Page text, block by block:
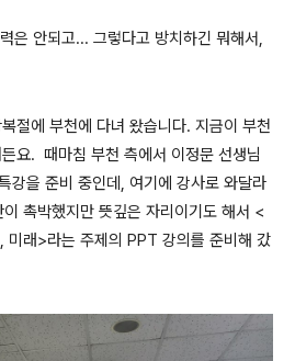
은 안되고... 그렇다고 방치하긴 뭐해서,
절에 부천에 다녀 왔습니다. 지금이 부천
요. 때마침 부천 측에서 이정문 선생님
강을 준비 중인데, 여기에 강사로 와달라
촉박했지만 뜻깊은 자리이기도 해서 <
미래>라는 주제의 PPT 강의를 준비해 갔